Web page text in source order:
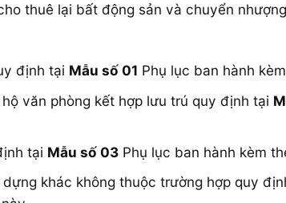
thuê lại bất động sản và chuyển
định tại Mẫu số 01 Phụ lục ban hành
văn phòng kết hợp lưu trú quy định tại
tại Mẫu số 03Phụ lục ban hành kèm
khác không thuộc trường hợp quy